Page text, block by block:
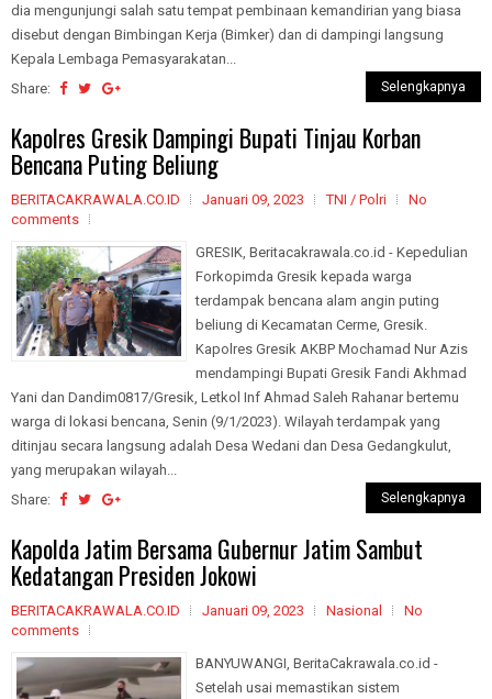
dia mengunjungi salah satu tempat pembinaan kemandirian yang biasa
disebut dengan Bimbingan Kerja (Bimker) dan di dampingi langsung
Kepala Lembaga Pemasyarakatan...
Share:
Selengkapnya
Kapolres Gresik Dampingi Bupati Tinjau Korban
Bencana Puting Beliung
BERITACAKRAWALA.CO.ID Januari 09, 2023 TNI / Polri
No
comments
GRESIK, Beritacakrawala.co.id - Kepedulian
Forkopimda Gresik kepada warga
terdampak bencana alam angin puting
beliung di Kecamatan Cerme, Gresik.
Kapolres Gresik AKBP Mochamad Nur Azis
mendampingi Bupati Gresik Fandi Akhmad
Yani dan Dandim0817/Gresik, Letkol Inf Ahmad Saleh Rahanar bertemu
warga di lokasi bencana, Senin (9/1/2023). Wilayah terdampak yang
ditinjau secara langsung adalah Desa Wedani dan Desa Gedangkulut,
yang merupakan wilayah...
Share:
Selengkapnya
Kapolda Jatim Bersama Gubernur Jatim Sambut
Kedatangan Presiden Jokowi
BERITACAKRAWALA.CO.ID Januari 09, 2023 Nasional
No
comments
BANYUWANGI, BeritaCakrawala.co.id -
Setelah usai memastikan sistem